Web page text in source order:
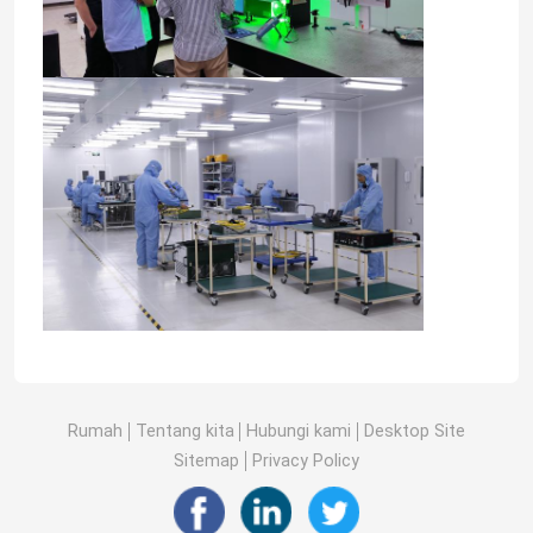
Rumah Tentang kita Hubungi kami
Desktop Site
Sitemap
Privacy Policy